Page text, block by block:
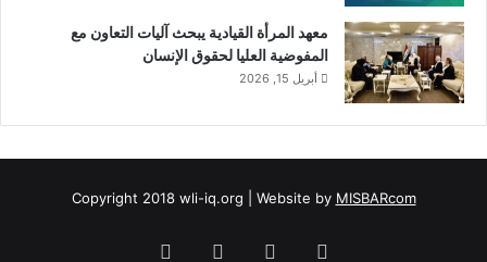
معهد المرأة القيادية يبحث آليات التعاون مع
المفوضية العليا لحقوق الإنسان
أبريل 15, 2026
Copyright 2018 wli-iq.org | Website by MISBARcom
فيسبوك ‫YouTube